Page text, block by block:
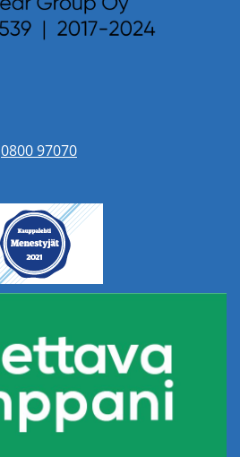
0800 97070